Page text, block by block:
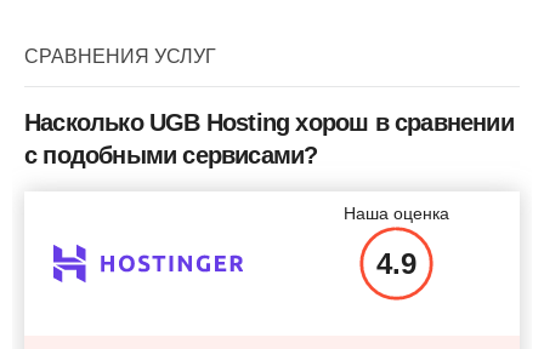
Хранилище
ОЗУ 8 GB DDR4
$55.41
СРАВНЕНИЯ УСЛУГ
Насколько UGB Hosting хорош в сравнении
с подобными сервисами?
Наша оценка
4.9